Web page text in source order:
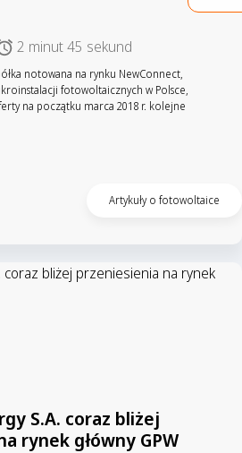
2 minut 45 sekund
notowana na rynku NewConnect,
fotowoltaicznych w Polsce,
na początku marca 2018 r. kolejne
Artykuły o fotowoltaice
S.A. coraz bliżej
rynek główny GPW